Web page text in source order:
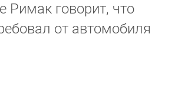
Римак говорит, что
от автомобиля